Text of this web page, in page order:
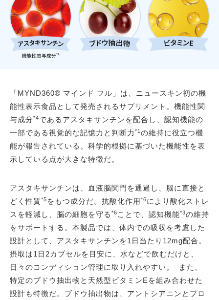
「MYND360® マインド フル」は、ニュースキン初の機
能性表示食品として発売されるサプリメント。機能性関
与成分*4であるアスタキサンチンを配合し、認知機能の
一部である視覚的な記憶力と判断力 *1 の維持に役立つ機
能が報告されている。科学的根拠に基づいた機能性を表
示している点が大きな特徴だ。
アスタキサンチンは、血液脳関門を通過し、脳に直接と
どく性質*5 をもつ成分だ。抗酸化作用*6により酸化ストレ
スを軽減し、脳の細胞を守る *6 ことで、認知機能*3の維持
をサポートする。本製品では、体内での吸収を考慮した
設計として、アスタキサンチンを1日当たり12mg配合。
摂取は1日2カプセルを目安に、水などで飲むだけと、
日々のコンディション管理に取り入れやすい。 また、
特定のブドウ抽出物と天然型ビタミンEを組み合わせた
設計も特徴だ。ブドウ抽出物は、アントシアニンとプロ